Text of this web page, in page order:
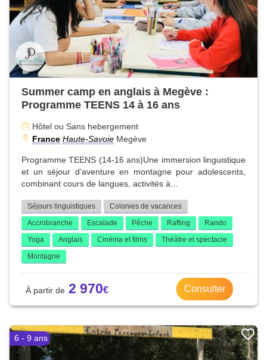
Summer camp en anglais à Megève :
Programme TEENS 14 à 16 ans
Hôtel ou Sans hebergement
France Haute-Savoie Megève
Programme TEENS (14-16 ans)Une immersion linguistique
et un séjour d’aventure en montagne pour adolescents,
combinant cours de langues, activités à...
Séjours linguistiques
Colonies de vacances
Accrobranche
Escalade Pêche Rafting
Rando
Yoga
Anglais Cinéma et films
Théâtre et spectacle
Montagne
2 970 Consulter
6 - 9 ans